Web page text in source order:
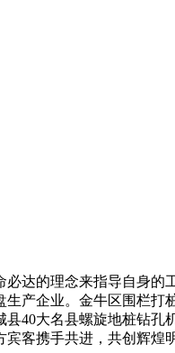
达的理念来指导自身的
产企业。金牛区围栏打
40大名县螺旋地桩钻孔
客携手共进，共创辉煌